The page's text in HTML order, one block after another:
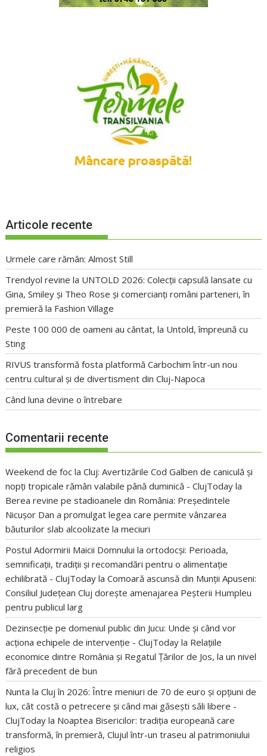
Articole recente
Urmele care rămân: Almost Still
Trendyol revine la UNTOLD 2026: Colecții capsulă lansate cu
Gina, Smiley și Theo Rose și comercianți români parteneri, în
premieră la Fashion Village
Peste 100 000 de oameni au cântat, la Untold, împreună cu
Sting
RIVUS transformă fosta platformă Carbochim într-un nou
centru cultural și de divertisment din Cluj-Napoca
Când luna devine o întrebare
Comentarii recente
Weekend de foc la Cluj: Avertizările Cod Galben de caniculă și
nopți tropicale rămân valabile până duminică - ClujToday la
Berea revine pe stadioanele din România: Președintele
Nicușor Dan a promulgat legea care permite vânzarea
băuturilor slab alcoolizate la meciuri
Postul Adormirii Maicii Domnului la ortodocși: Perioada,
semnificații, tradiții și recomandări pentru o alimentație
echilibrată - ClujToday laComoară ascunsă din Munții Apuseni:
Consiliul Județean Cluj dorește amenajarea Peșterii Humpleu
pentru publicul larg
Dezinsecție pe domeniul public din Jucu: Unde și când vor
acționa echipele de intervenție - ClujToday la Relațiile
economice dintre România și Regatul Țărilor de Jos, la un nivel
fără precedent de bun
Nunta la Cluj în 2026: Între meniuri de 70 de euro și opțiuni de
lux, cât costă o petrecere și când mai găsești săli libere -
ClujToday la Noaptea Bisericilor: tradiția europeană care
transformă, în premieră, Clujul într-un traseu al patrimoniului
religios